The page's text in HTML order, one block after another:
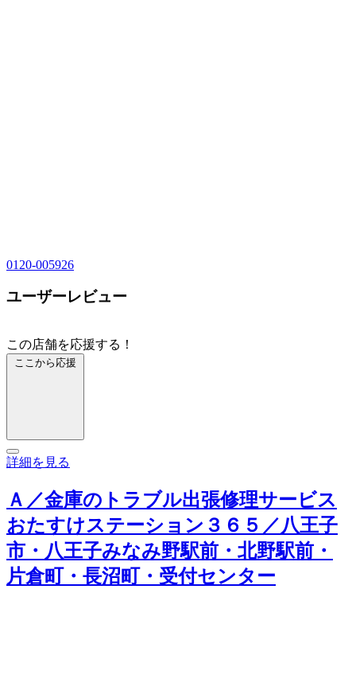
0120-005926
ユーザーレビュー
この店舗を応援する！
ここから応援
詳細を見る
Ａ／金庫のトラブル出張修理サービス
おたすけステーション３６５／八王子
市・八王子みなみ野駅前・北野駅前・
片倉町・長沼町・受付センター